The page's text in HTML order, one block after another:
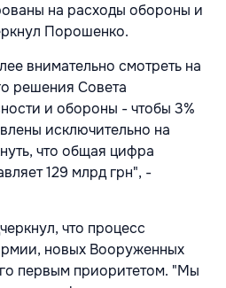
на расходы обороны и
Порошенко.
внимательно смотреть на
решения Совета
и обороны - чтобы 3%
исключительно на
что общая цифра
129 млрд грн", -
что процесс
новых Вооруженных
первым приоритетом. "Мы